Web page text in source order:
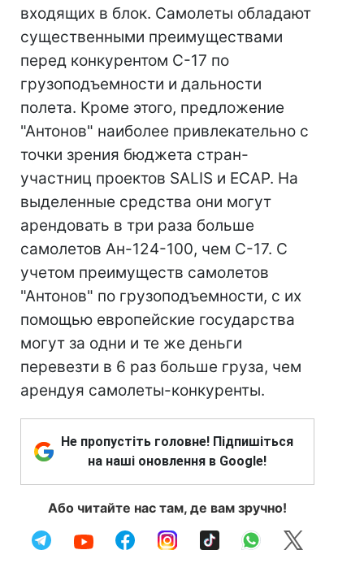
входящих в блок. Самолеты обладают
существенными преимуществами
перед конкурентом С-17 по
грузоподъемности и дальности
полета. Кроме этого, предложение
"Антонов" наиболее привлекательно с
точки зрения бюджета стран-
участниц проектов SALIS и ЕСАР. На
выделенные средства они могут
арендовать в три раза больше
самолетов Ан-124-100, чем С-17. С
учетом преимуществ самолетов
"Антонов" по грузоподъемности, с их
помощью европейские государства
могут за одни и те же деньги
перевезти в 6 раз больше груза, чем
арендуя самолеты-конкуренты.
Не пропустіть головне! Підпишіться
на наші оновлення в Google!
Або читайте нас там, де вам зручно!